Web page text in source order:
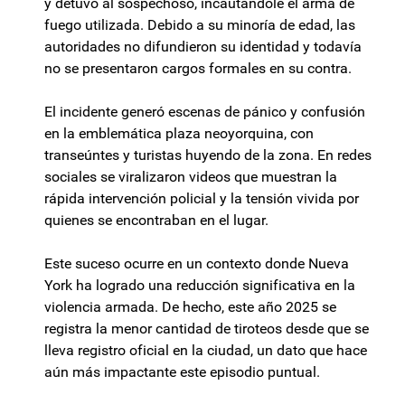
fuego utilizada. Debido a su minoría de edad, las
autoridades no difundieron su identidad y todavía
no se presentaron cargos formales en su contra.
El incidente generó escenas de pánico y confusión
en la emblemática plaza neoyorquina, con
transeúntes y turistas huyendo de la zona. En redes
sociales se viralizaron videos que muestran la
rápida intervención policial y la tensión vivida por
quienes se encontraban en el lugar.
Este suceso ocurre en un contexto donde Nueva
York ha logrado una reducción significativa en la
violencia armada. De hecho, este año 2025 se
registra la menor cantidad de tiroteos desde que se
lleva registro oficial en la ciudad, un dato que hace
aún más impactante este episodio puntual.